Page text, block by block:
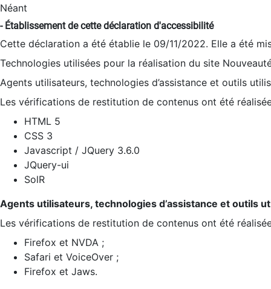
Néant
- Établissement de cette déclaration d'accessibilité
Cette déclaration a été établie le 09/11/2022. Elle a été
Technologies utilisées pour la réalisation du site
Agents utilisateurs, technologies d’assistance et outils
Les vérifications de restitution de contenus ont été
HTML 5
CSS 3
Javascript / JQuery 3.6.0
JQuery-ui
SolR
Agents utilisateurs, technologies d’assistance et outils
Les vérifications de restitution de contenus ont été
Firefox et NVDA ;
Safari et VoiceOver ;
Firefox et Jaws.